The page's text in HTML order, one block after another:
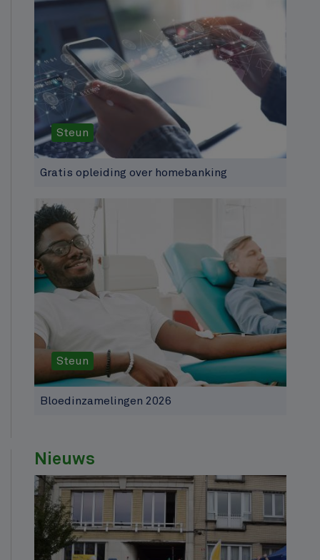
Steun
Gratis opleiding over homebanking
Steun
Bloedinzamelingen 2026
Nieuws